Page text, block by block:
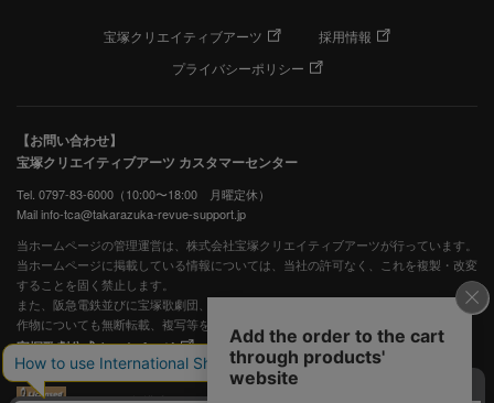
宝塚クリエイティブアーツ
採用情報
プライバシーポリシー
【お問い合わせ】
宝塚クリエイティブアーツ カスタマーセンター
Tel. 0797-83-6000（10:00〜18:00 月曜定休）
Mail info-tca@takarazuka-revue-support.jp
当ホームページの管理運営は、株式会社宝塚クリエイティブアーツが行っています。
当ホームページに掲載している情報については、当社の許可なく、これを複製・改変
することを固く禁止します。
また、阪急電鉄並びに宝塚歌劇団、宝塚クリエイティブアーツの出版物ほか写真等著
作物についても無断転載、複写等を禁じます。
宝塚歌劇公式ホームページ